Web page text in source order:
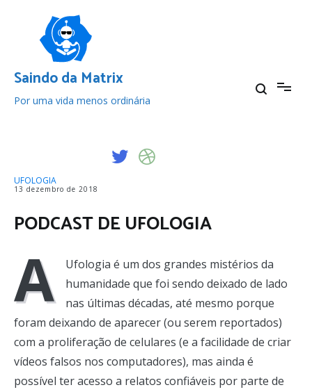
conteúdo
Saindo da Matrix
Por uma vida menos ordinária
UFOLOGIA
13 dezembro de 2018
PODCAST DE UFOLOGIA
A
Ufologia é um dos grandes mistérios da
humanidade que foi sendo deixado de lado
nas últimas décadas, até mesmo porque
foram deixando de aparecer (ou serem reportados)
com a proliferação de celulares (e a facilidade de criar
vídeos falsos nos computadores), mas ainda é
possível ter acesso a relatos confiáveis por parte de